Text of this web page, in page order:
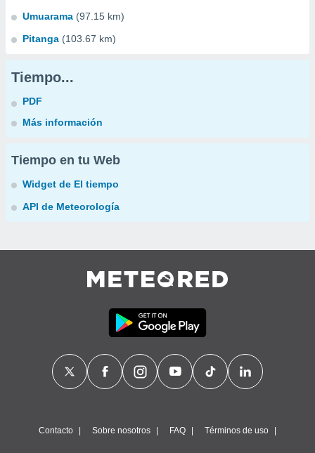
Umuarama (97.15 km)
Pitanga (103.67 km)
Tiempo...
PDF
Más información
Tiempo en tu Web
Widget de El tiempo
API de Meteorología
Contacto Sobre nosotros FAQ Términos de uso